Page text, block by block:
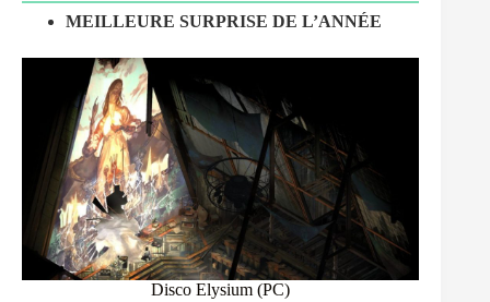
MEILLEURE SURPRISE DE L’ANNÉE
Disco Elysium (PC)